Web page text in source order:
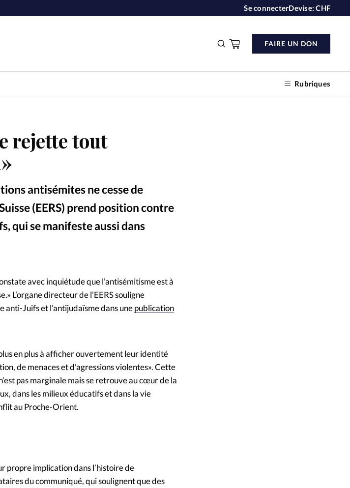
Se connecterDevise:CHF
Rubriques
FAIRE UN DON
Faire un don
La rédaction
Mon compte
Nous contacter
rejette tout
antisémites ne cesse de
(EERS) prend position contre
qui se manifeste aussi dans
avec inquiétude que l’antisémitisme est à
L’organe directeur de l’EERS souligne
anti-Juifs et l’antijudaïsme dans unepublication
en plus à afficher ouvertement leur identité
de menaces et d’agressions violentes». Cette
pas marginale mais se retrouve au cœur de la
dans les milieux éducatifs et dans la vie
au Proche-Orient.
propre implication dans l’histoire de
du communiqué, qui soulignent que des